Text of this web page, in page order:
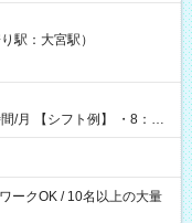
駅：大宮駅）
8：00
ークOK / 10名以上の大量